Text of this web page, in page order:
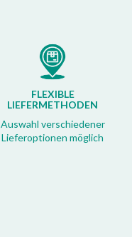
FLEXIBLE
LIEFERMETHODEN
Auswahl verschiedener
Lieferoptionen möglich